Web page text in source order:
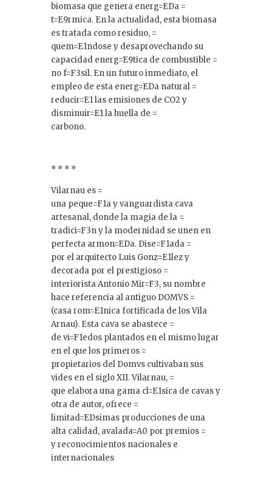
biomasa que genera energ=EDa =
t=E9rmica. En la actualidad, esta biomasa
es tratada como residuo, =
quem=E1ndose y desaprovechando su
capacidad energ=E9tica de combustible =
no f=F3sil. En un futuro inmediato, el
empleo de esta energ=EDa natural =
reducir=E1 las emisiones de CO2 y
disminuir=E1 la huella de =
carbono.
* * * *
Vilarnau es =
una peque=F1a y vanguardista cava
artesanal, donde la magia de la =
tradici=F3n y la modernidad se unen en
perfecta armon=EDa. Dise=F1ada =
por el arquitecto Luis Gonz=E1lez y
decorada por el prestigioso =
interiorista Antonio Mir=F3, su nombre
hace referencia al antiguo DOMVS =
(casa rom=E1nica fortificada de los Vila
Arnau). Esta cava se abastece =
de vi=F1edos plantados en el mismo lugar
en el que los primeros =
propietarios del Domvs cultivaban sus
vides en el siglo XII. Vilarnau, =
que elabora una gama cl=E1sica de cavas y
otra de autor, ofrece =
limitad=EDsimas producciones de una
alta calidad, avalada=A0 por premios =
y reconocimientos nacionales e
internacionales